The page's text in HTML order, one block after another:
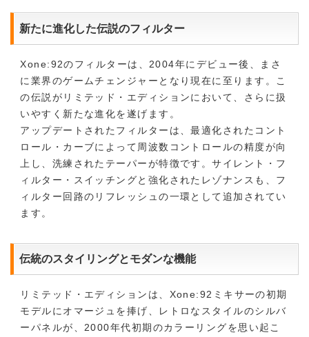
新たに進化した伝説のフィルター
Xone:92のフィルターは、2004年にデビュー後、まさ
に業界のゲームチェンジャーとなり現在に至ります。こ
の伝説がリミテッド・エディションにおいて、さらに扱
いやすく新たな進化を遂げます。
アップデートされたフィルターは、最適化されたコント
ロール・カーブによって周波数コントロールの精度が向
上し、洗練されたテーパーが特徴です。サイレント・フ
ィルター・スイッチングと強化されたレゾナンスも、フ
ィルター回路のリフレッシュの一環として追加されてい
ます。
伝統のスタイリングとモダンな機能
リミテッド・エディションは、Xone:92ミキサーの初期
モデルにオマージュを捧げ、レトロなスタイルのシルバ
ーパネルが、2000年代初期のカラーリングを思い起こ